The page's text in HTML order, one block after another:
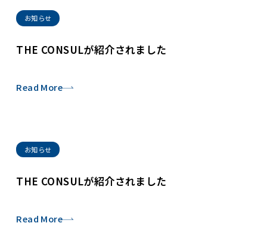
お知らせ
THE CONSULが紹介されました
Read More
お知らせ
THE CONSULが紹介されました
Read More